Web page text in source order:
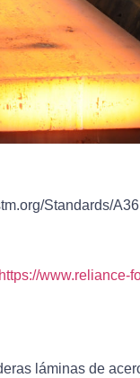
Standards/A36
https://www.reliance-
láminas de